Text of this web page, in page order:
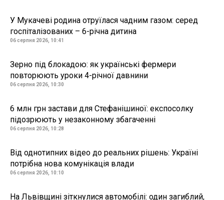
У Мукачеві родина отруїлася чадним газом: серед
госпіталізованих – 6-річна дитина
06 серпня 2026, 10:41
Зерно під блокадою: як українські фермери
повторюють уроки 4-річної давнини
06 серпня 2026, 10:30
6 млн грн застави для Стефанішиної: експосолку
підозрюють у незаконному збагаченні
06 серпня 2026, 10:28
Від однотипних відео до реальних рішень: Україні
потрібна нова комунікація влади
06 серпня 2026, 10:10
На Львівщині зіткнулися автомобілі: один загиблий,